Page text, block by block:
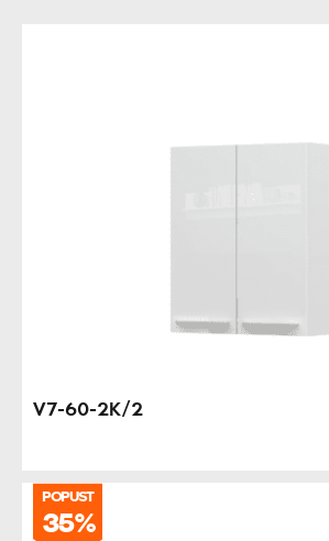
V7-60-2K/2
POPUST
35%